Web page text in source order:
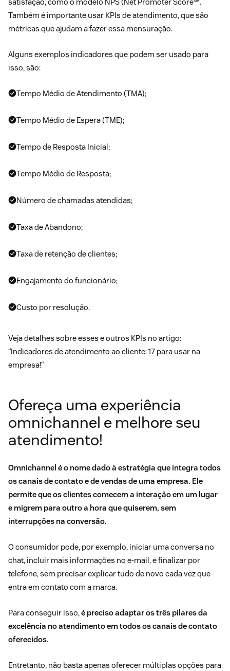
Também é importante usar KPIs de atendimento, que são
métricas que ajudam a fazer essa mensuração.
Alguns exemplos indicadores que podem ser usado para
isso, são:
Tempo Médio de Atendimento (TMA);
Tempo Médio de Espera (TME);
Tempo de Resposta Inicial;
Tempo Médio de Resposta;
Número de chamadas atendidas;
Taxa de Abandono;
Taxa de retenção de clientes;
Engajamento do funcionário;
Custo por resolução.
Veja detalhes sobre esses e outros KPIs no artigo:
“Indicadores de atendimento ao cliente: 17 para usar na
empresa!“
Ofereça uma experiência
omnichannel e melhore seu
atendimento!
Omnichannel é o nome dado à estratégia que integra todos
os canais de contato e de vendas de uma empresa. Ele
permite que os clientes comecem a interação em um lugar
e migrem para outro a hora que quiserem, sem
interrupções na conversão.
O consumidor pode, por exemplo, iniciar uma conversa no
chat, incluir mais informações no e-mail, e finalizar por
telefone, sem precisar explicar tudo de novo cada vez que
entra em contato com a marca.
Para conseguir isso,é preciso adaptar os três pilares da
excelência no atendimento em todos os canais de contato
oferecidos.
Entretanto, não basta apenas oferecer múltiplas opções para